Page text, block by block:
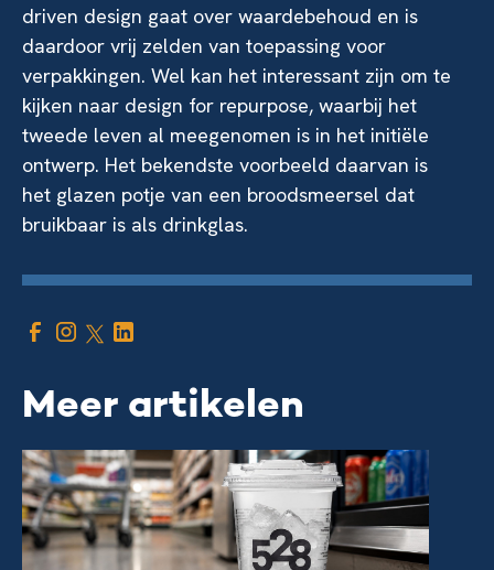
driven design gaat over waardebehoud en is
daardoor vrij zelden van toepassing voor
verpakkingen. Wel kan het interessant zijn om te
kijken naar design for repurpose, waarbij het
tweede leven al meegenomen is in het initiële
ontwerp. Het bekendste voorbeeld daarvan is
het glazen potje van een broodsmeersel dat
bruikbaar is als drinkglas.
Meer artikelen